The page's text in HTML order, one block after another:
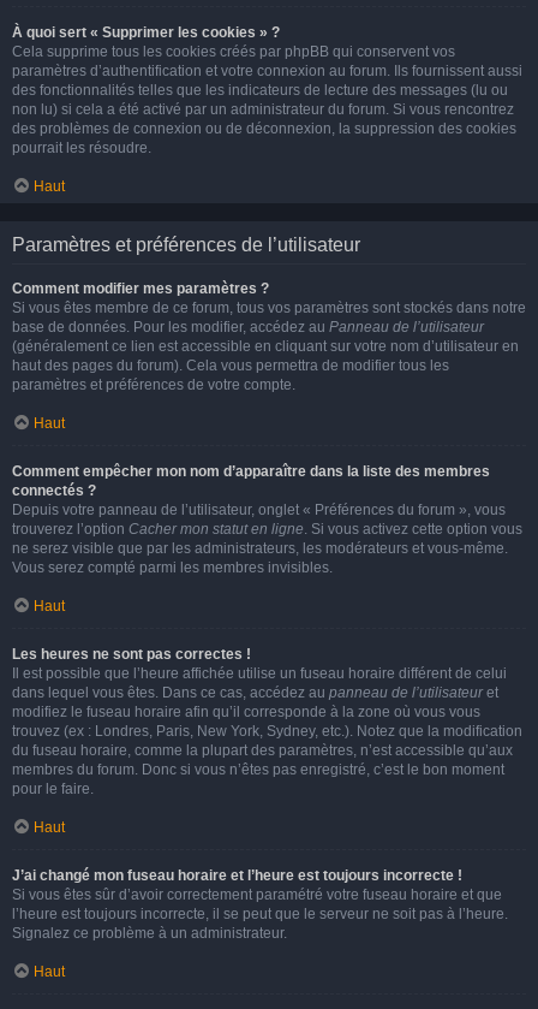
À quoi sert « Supprimer les cookies » ?
Cela supprime tous les cookies créés par phpBB qui conservent vos
paramètres d’authentification et votre connexion au forum. Ils fournissent aussi
des fonctionnalités telles que les indicateurs de lecture des messages (lu ou
non lu) si cela a été activé par un administrateur du forum. Si vous rencontrez
des problèmes de connexion ou de déconnexion, la suppression des cookies
pourrait les résoudre.
Haut
Paramètres et préférences de l’utilisateur
Comment modifier mes paramètres ?
Si vous êtes membre de ce forum, tous vos paramètres sont stockés dans notre
base de données. Pour les modifier, accédez au Panneau de l’utilisateur
(généralement ce lien est accessible en cliquant sur votre nom d’utilisateur en
haut des pages du forum). Cela vous permettra de modifier tous les
paramètres et préférences de votre compte.
Haut
Comment empêcher mon nom d’apparaître dans la liste des membres
connectés ?
Depuis votre panneau de l’utilisateur, onglet « Préférences du forum », vous
trouverez l’option Cacher mon statut en ligne. Si vous activez cette option vous
ne serez visible que par les administrateurs, les modérateurs et vous-même.
Vous serez compté parmi les membres invisibles.
Haut
Les heures ne sont pas correctes !
Il est possible que l’heure affichée utilise un fuseau horaire différent de celui
dans lequel vous êtes. Dans ce cas, accédez au panneau de l’utilisateuret
modifiez le fuseau horaire afin qu’il corresponde à la zone où vous vous
trouvez (ex : Londres, Paris, New York, Sydney, etc.). Notez que la modification
du fuseau horaire, comme la plupart des paramètres, n’est accessible qu’aux
membres du forum. Donc si vous n’êtes pas enregistré, c’est le bon moment
pour le faire.
Haut
J’ai changé mon fuseau horaire et l’heure est toujours incorrecte !
Si vous êtes sûr d’avoir correctement paramétré votre fuseau horaire et que
l’heure est toujours incorrecte, il se peut que le serveur ne soit pas à l’heure.
Signalez ce problème à un administrateur.
Haut